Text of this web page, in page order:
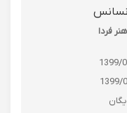
فردا
1399/
1399/